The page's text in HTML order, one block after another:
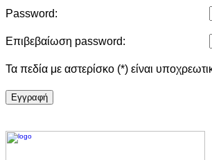
Password:
Επιβεβαίωση password:
Τα πεδία με αστερίσκο (*) είναι
Eγγραφή